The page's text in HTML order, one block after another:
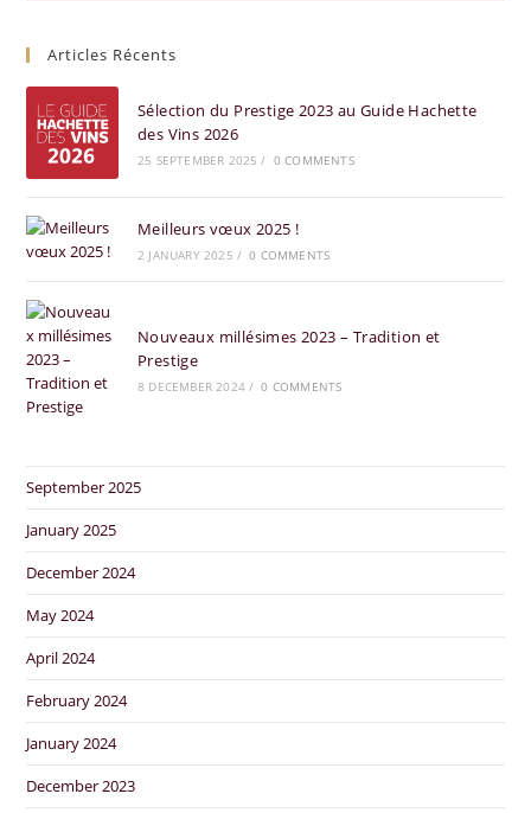
Articles Récents
Sélection du Prestige 2023 au Guide Hachette
des Vins 2026
25 SEPTEMBER 2025 / 0 COMMENTS
Meilleurs vœux 2025 !
2 JANUARY 2025 / 0 COMMENTS
Nouveaux millésimes 2023 – Tradition et
Prestige
8 DECEMBER 2024 / 0 COMMENTS
September 2025
January 2025
December 2024
May 2024
April 2024
February 2024
January 2024
December 2023